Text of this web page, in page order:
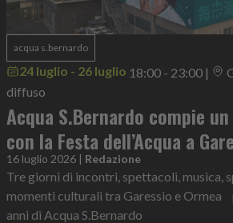
acqua s.bernardo
24 luglio - 26 luglio 18:00 - 23:00 |
diffuso
Acqua S.Bernardo compie
con la Festa dell’Acqua a
16 luglio 2026 | Redazione
Tre giorni di incontri, spettacoli, musica,
momenti culturali tra Garessio e Ormea
anni di Acqua S.Bernardo